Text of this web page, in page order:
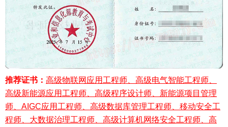
推荐证书： 高级物联网应用工程师、高级电气智能工程师、
高级新能源应用工程师、高级程序设计师、新能源项目管理
师、AIGC应用工程师、高级数据库管理工程师、移动安全工
程师、大数据治理工程师、高级计算机网络安全工程师、高